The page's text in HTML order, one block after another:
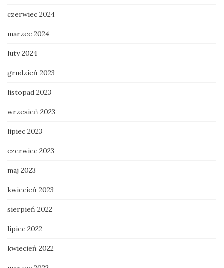
czerwiec 2024
marzec 2024
luty 2024
grudzień 2023
listopad 2023
wrzesień 2023
lipiec 2023
czerwiec 2023
maj 2023
kwiecień 2023
sierpień 2022
lipiec 2022
kwiecień 2022